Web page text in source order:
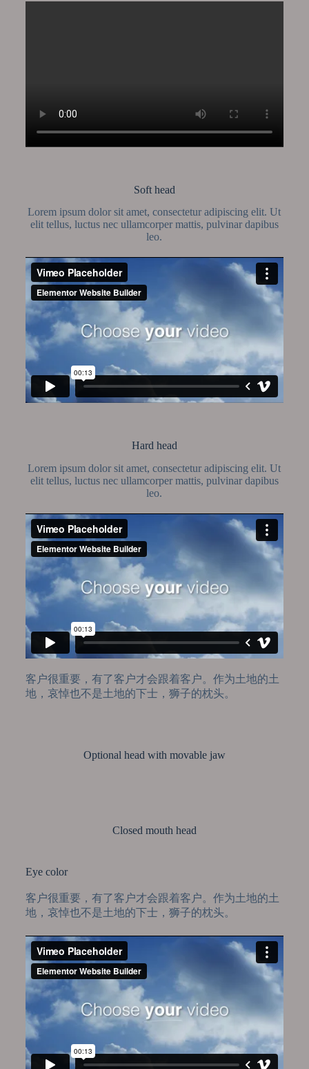
Soft head
Lorem ipsum dolor sit amet, consectetur adipiscing elit. Ut
elit tellus, luctus nec ullamcorper mattis, pulvinar dapibus
leo.
Hard head
Lorem ipsum dolor sit amet, consectetur adipiscing elit. Ut
elit tellus, luctus nec ullamcorper mattis, pulvinar dapibus
leo.
客户很重要，有了客户才会跟着客户。作为土地的土
地，哀悼也不是土地的下士，狮子的枕头。
Optional head with movable jaw
Closed mouth head
Eye color
客户很重要，有了客户才会跟着客户。作为土地的土
地，哀悼也不是土地的下士，狮子的枕头。